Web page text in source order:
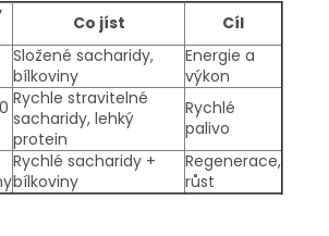
Co jíst
Cíl
Složené sacharidy,
bílkoviny
Energie a
výkon
Rychle stravitelné
sacharidy, lehký
protein
Rychlé
palivo
Rychlé sacharidy +
bílkoviny
Regenerace,
růst